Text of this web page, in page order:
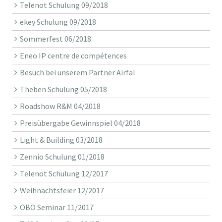
Telenot Schulung 09/2018
ekey Schulung 09/2018
Sommerfest 06/2018
Eneo IP centre de compétences
Besuch bei unserem Partner Airfal
Theben Schulung 05/2018
Roadshow R&M 04/2018
Preisübergabe Gewinnspiel 04/2018
Light & Building 03/2018
Zennio Schulung 01/2018
Telenot Schulung 12/2017
Weihnachtsfeier 12/2017
OBO Seminar 11/2017